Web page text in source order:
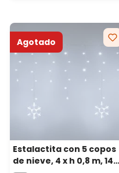
Agotado
Estalactita con 5 copos
de nieve, 4 x h 0,8 m, 145